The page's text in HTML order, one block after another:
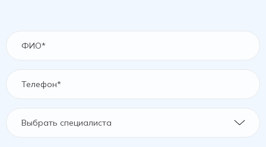
Выбрать специалиста